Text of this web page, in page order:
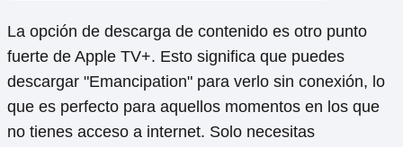
La opción de descarga de contenido es otro punto
fuerte de Apple TV+. Esto significa que puedes
descargar "Emancipation" para verlo sin conexión, lo
que es perfecto para aquellos momentos en los que
no tienes acceso a internet. Solo necesitas